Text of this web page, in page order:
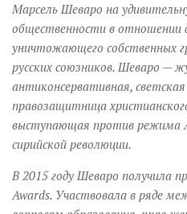
Марсель Шеваро на
общественности в
уничтожающего собственных
русских союзников. Шеваро —
антиконсервативная,
правозащитница
выступающая против режима
сирийской революции.
В 2015 году Шеваро получила
Awards. Участвовала в ряде